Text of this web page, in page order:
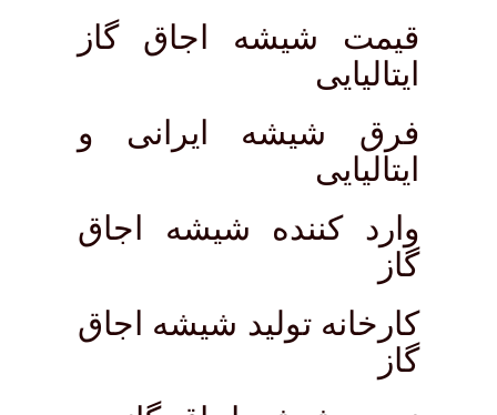
قیمت شیشه اجاق گاز
ایتالیایی
فرق شیشه ایرانی و
ایتالیایی
وارد کننده شیشه اجاق
گاز
کارخانه تولید شیشه اجاق
گاز